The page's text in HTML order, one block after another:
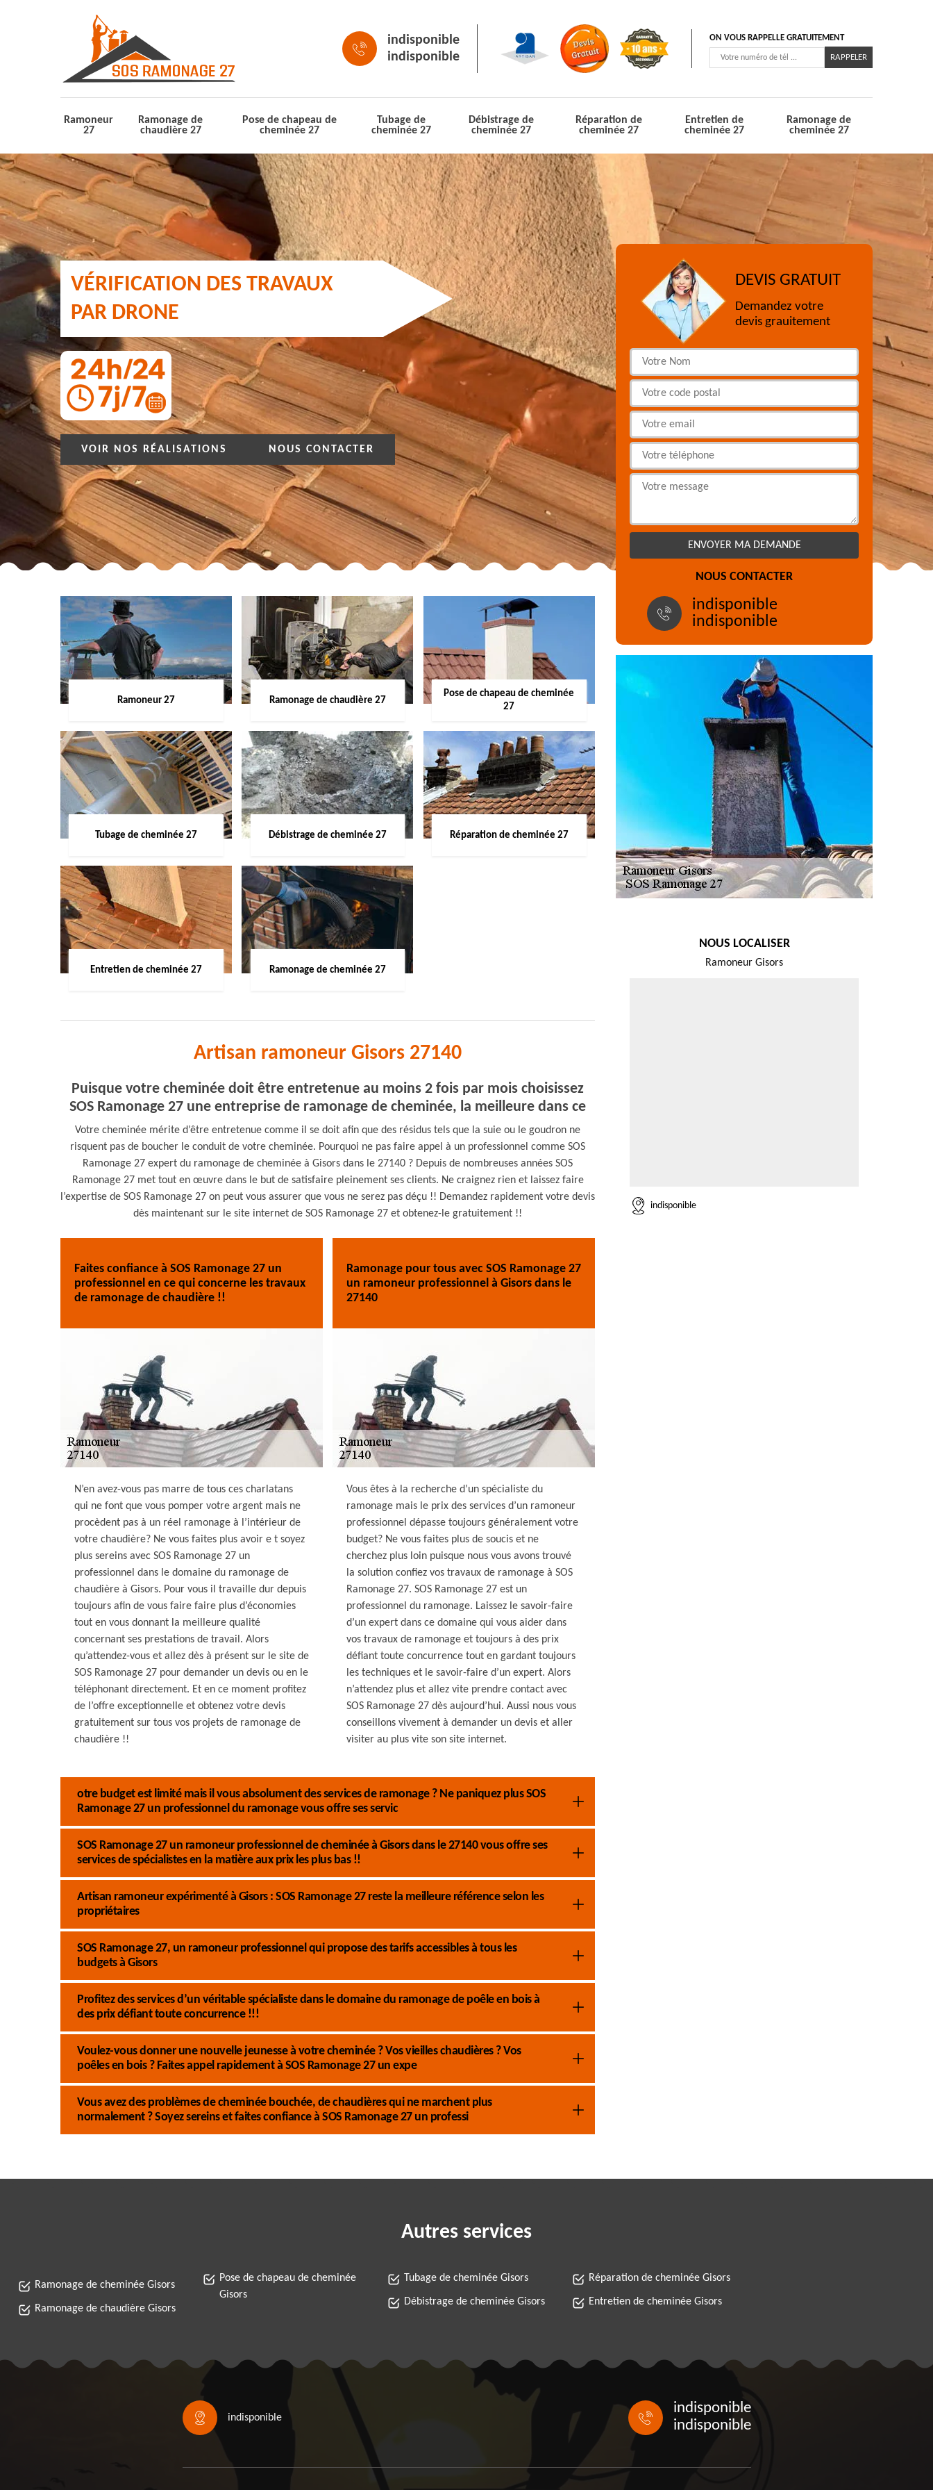
indisponible
indisponible
ON VOUS RAPPELLE GRATUITEMENT
Ramoneur
27
Ramonage de
chaudière 27
Pose de chapeau de
cheminée 27
Tubage de
cheminée 27
Débistrage de
cheminée 27
Réparation de
cheminée 27
Entretien de
cheminée 27
Ramonage de
cheminée 27
VÉRIFICATION DES TRAVAUX
PAR DRONE
VOIR NOS RÉALISATIONS NOUS CONTACTER
Ramoneur 27 Ramonage de chaudière 27
Pose de chapeau de cheminée
27
Tubage de cheminée 27 Débistrage de cheminée 27 Réparation de cheminée 27
Entretien de cheminée 27 Ramonage de cheminée 27
Artisan ramoneur Gisors 27140
Puisque votre cheminée doit être entretenue au moins 2 fois par mois choisissez
SOS Ramonage 27 une entreprise de ramonage de cheminée, la meilleure dans ce
Votre cheminée mérite d’être entretenue comme il se doit afin que des résidus tels que la suie ou le goudron ne
risquent pas de boucher le conduit de votre cheminée. Pourquoi ne pas faire appel à un professionnel comme SOS
Ramonage 27 expert du ramonage de cheminée à Gisors dans le 27140 ? Depuis de nombreuses années SOS
Ramonage 27 met tout en œuvre dans le but de satisfaire pleinement ses clients. Ne craignez rien et laissez faire
l’expertise de SOS Ramonage 27 on peut vous assurer que vous ne serez pas déçu !! Demandez rapidement votre devis
dès maintenant sur le site internet de SOS Ramonage 27 et obtenez-le gratuitement !!
Faites confiance à SOS Ramonage 27 un
professionnel en ce qui concerne les travaux
de ramonage de chaudière !!
N’en avez-vous pas marre de tous ces charlatans
qui ne font que vous pomper votre argent mais ne
procèdent pas à un réel ramonage à l’intérieur de
votre chaudière? Ne vous faites plus avoir e t soyez
plus sereins avec SOS Ramonage 27 un
professionnel dans le domaine du ramonage de
chaudière à Gisors. Pour vous il travaille dur depuis
toujours afin de vous faire faire plus d’économies
tout en vous donnant la meilleure qualité
concernant ses prestations de travail. Alors
qu’attendez-vous et allez dès à présent sur le site de
SOS Ramonage 27 pour demander un devis ou en le
téléphonant directement. Et en ce moment profitez
de l’offre exceptionnelle et obtenez votre devis
gratuitement sur tous vos projets de ramonage de
chaudière !!
Ramonage pour tous avec SOS Ramonage 27
un ramoneur professionnel à Gisors dans le
27140
Vous êtes à la recherche d’un spécialiste du
ramonage mais le prix des services d’un ramoneur
professionnel dépasse toujours généralement votre
budget? Ne vous faites plus de soucis et ne
cherchez plus loin puisque nous vous avons trouvé
la solution confiez vos travaux de ramonage à SOS
Ramonage 27. SOS Ramonage 27 est un
professionnel du ramonage. Laissez le savoir-faire
d’un expert dans ce domaine qui vous aider dans
vos travaux de ramonage et toujours à des prix
défiant toute concurrence tout en gardant toujours
les techniques et le savoir-faire d’un expert. Alors
n’attendez plus et allez vite prendre contact avec
SOS Ramonage 27 dès aujourd’hui. Aussi nous vous
conseillons vivement à demander un devis et aller
visiter au plus vite son site internet.
otre budget est limité mais il vous absolument des services de ramonage ? Ne paniquez plus SOS
Ramonage 27 un professionnel du ramonage vous offre ses servic
SOS Ramonage 27 un ramoneur professionnel de cheminée à Gisors dans le 27140 vous offre ses
services de spécialistes en la matière aux prix les plus bas !!
Artisan ramoneur expérimenté à Gisors : SOS Ramonage 27 reste la meilleure référence selon les
propriétaires
SOS Ramonage 27, un ramoneur professionnel qui propose des tarifs accessibles à tous les
budgets à Gisors
Profitez des services d’un véritable spécialiste dans le domaine du ramonage de poêle en bois à
des prix défiant toute concurrence !!!
Voulez-vous donner une nouvelle jeunesse à votre cheminée ? Vos vieilles chaudières ? Vos
poêles en bois ? Faites appel rapidement à SOS Ramonage 27 un expe
Vous avez des problèmes de cheminée bouchée, de chaudières qui ne marchent plus
normalement ? Soyez sereins et faites confiance à SOS Ramonage 27 un professi
DEVIS GRATUIT
Demandez votre
devis grauitement
NOUS CONTACTER
indisponible
indisponible
NOUS LOCALISER
Ramoneur Gisors
indisponible
Autres services
Ramonage de cheminée Gisors
Ramonage de chaudière Gisors
Pose de chapeau de cheminée
Gisors
Tubage de cheminée Gisors
Débistrage de cheminée Gisors
Réparation de cheminée Gisors
Entretien de cheminée Gisors
indisponible
indisponible
indisponible